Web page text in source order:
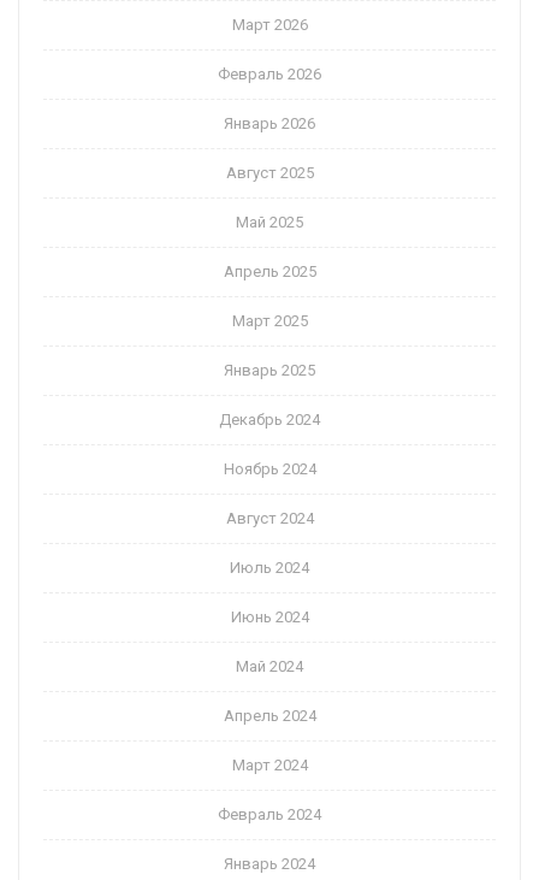
Март 2026
Февраль 2026
Январь 2026
Август 2025
Май 2025
Апрель 2025
Март 2025
Январь 2025
Декабрь 2024
Ноябрь 2024
Август 2024
Июль 2024
Июнь 2024
Май 2024
Апрель 2024
Март 2024
Февраль 2024
Январь 2024